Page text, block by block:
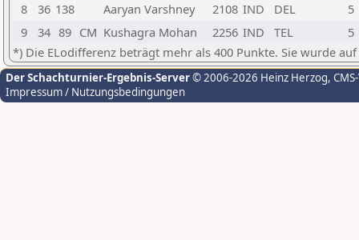
8
36 138 Aaryan Varshney 2108 IND DEL
5
9
34 89 CM Kushagra Mohan 2256 IND TEL
5
*) Die ELodifferenz beträgt mehr als 400 Punkte. Sie wurde
Der Schachturnier-Ergebnis-Server© 2006-2026 Heinz Herzog,
Impressum / Nutzungsbedingungen